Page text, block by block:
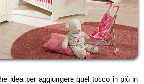
idea per aggiungere quel tocco in più in